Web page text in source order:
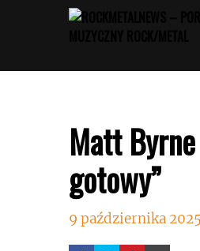
Matt
gotowy”
9 października 2025